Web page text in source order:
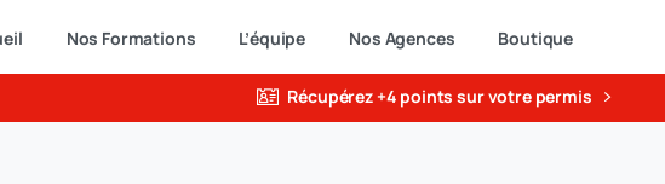
Nos Formations L’équipe Nos Agences Boutique
Récupérez +4 points sur votre permis